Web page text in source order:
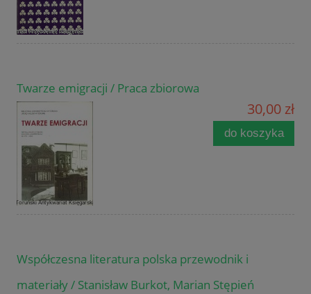
Twarze emigracji / Praca zbiorowa
30,00 zł
do koszyka
Współczesna literatura polska przewodnik i
materiały / Stanisław Burkot, Marian Stępień